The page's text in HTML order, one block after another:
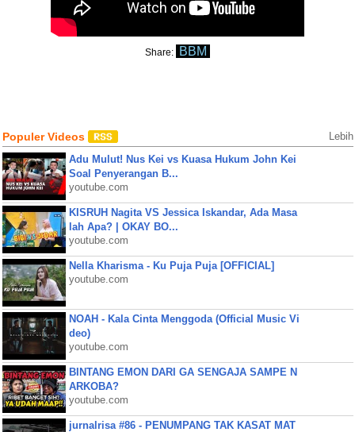
Share: BBM
Populer Videos Lebih
Adu Mulut! Nus Kei vs Kuasa Hukum John Kei
Soal Penyerangan B...
youtube.com
KISRUH Nagita VS Jessica Iskandar, Ada Masa
lah Apa? | OKAY BO...
youtube.com
Nella Kharisma - Ku Puja Puja [OFFICIAL]
youtube.com
NOAH - Kala Cinta Menggoda (Official Music Vi
deo)
youtube.com
BINTANG EMON DARI GA SENGAJA SAMPE N
ARKOBA?
youtube.com
jurnalrisa #86 - PENUMPANG TAK KASAT MAT